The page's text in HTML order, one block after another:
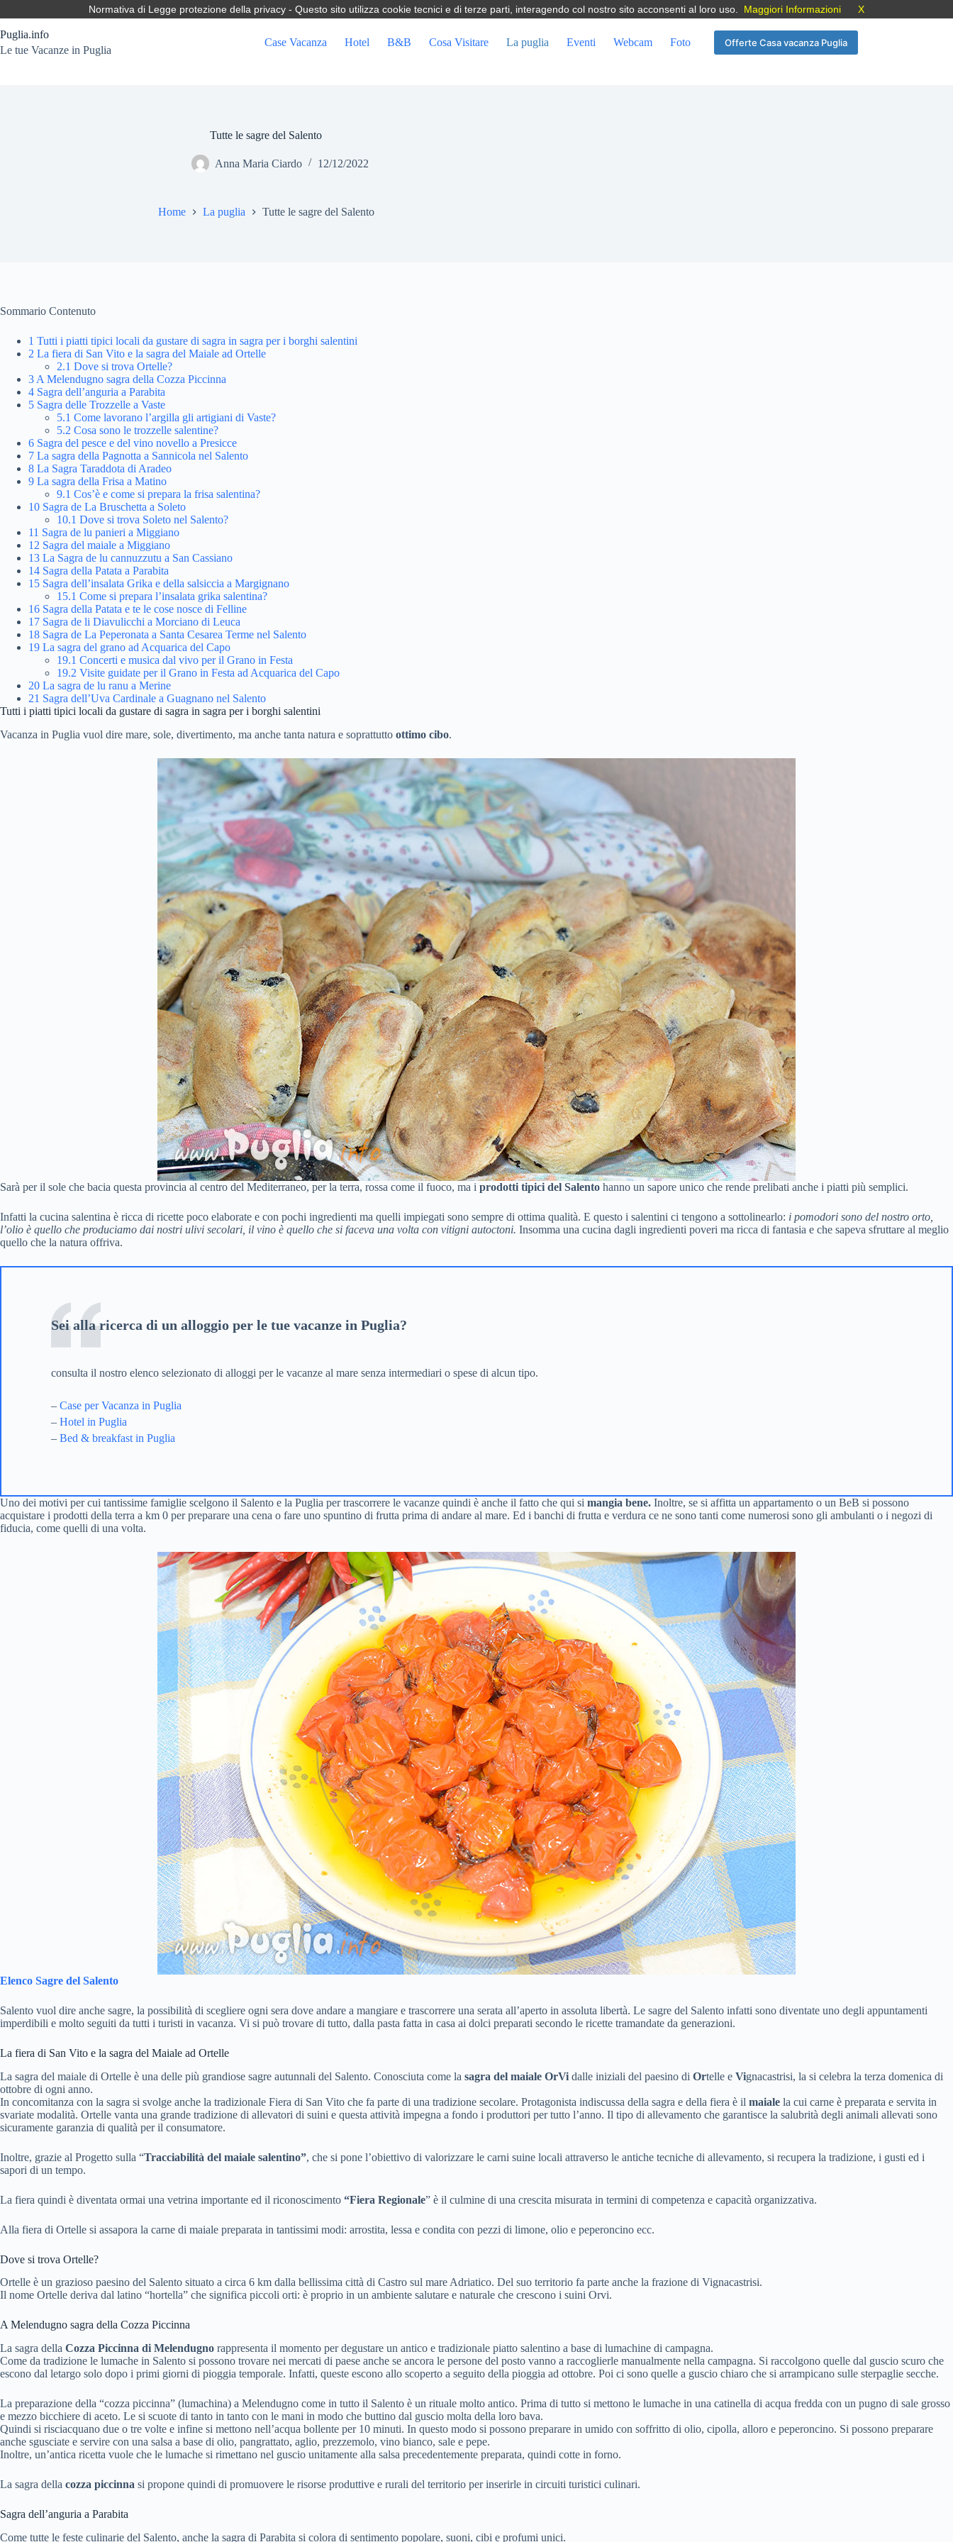
al
contenuto
Puglia.info
Le tue Vacanze in Puglia
Case Vacanza Hotel B&B Cosa Visitare La puglia Eventi Webcam Foto Offerte Casa vacanza Puglia
Tutte le sagre del Salento
Anna Maria Ciardo 12/12/2022
Home La puglia Tutte le sagre del Salento
Sommario Contenuto
1 Tutti i piatti tipici locali da gustare di sagra in sagra per i borghi salentini
2 La fiera di San Vito e la sagra del Maiale ad Ortelle
2.1 Dove si trova Ortelle?
3 A Melendugno sagra della Cozza Piccinna
4 Sagra dell’anguria a Parabita
5 Sagra delle Trozzelle a Vaste
5.1 Come lavorano l’argilla gli artigiani di Vaste?
5.2 Cosa sono le trozzelle salentine?
6 Sagra del pesce e del vino novello a Presicce
7 La sagra della Pagnotta a Sannicola nel Salento
8 La Sagra Taraddota di Aradeo
9 La sagra della Frisa a Matino
9.1 Cos’è e come si prepara la frisa salentina?
10 Sagra de La Bruschetta a Soleto
10.1 Dove si trova Soleto nel Salento?
11 Sagra de lu panieri a Miggiano
12 Sagra del maiale a Miggiano
13 La Sagra de lu cannuzzutu a San Cassiano
14 Sagra della Patata a Parabita
15 Sagra dell’insalata Grika e della salsiccia a Margignano
15.1 Come si prepara l’insalata grika salentina?
16 Sagra della Patata e te le cose nosce di Felline
17 Sagra de li Diavulicchi a Morciano di Leuca
18 Sagra de La Peperonata a Santa Cesarea Terme nel Salento
19 La sagra del grano ad Acquarica del Capo
19.1 Concerti e musica dal vivo per il Grano in Festa
19.2 Visite guidate per il Grano in Festa ad Acquarica del Capo
20 La sagra de lu ranu a Merine
21 Sagra dell’Uva Cardinale a Guagnano nel Salento
Tutti i piatti tipici locali da gustare di sagra in sagra per i borghi salentini
Vacanza in Puglia vuol dire mare, sole, divertimento, ma anche tanta natura e soprattutto ottimo cibo.
Sarà per il sole che bacia questa provincia al centro del Mediterraneo, per la terra, rossa come il fuoco, ma i prodotti tipici del Salento hanno un sapore unico che rende prelibati anche i piatti più semplici.
Infatti la cucina salentina è ricca di ricette poco elaborate e con pochi ingredienti ma quelli impiegati sono sempre di ottima qualità. E questo i salentini ci tengono a sottolinearlo: i pomodori sono del nostro orto,
l’olio è quello che produciamo dai nostri ulivi secolari, il vino è quello che si faceva una volta con vitigni autoctoni. Insomma una cucina dagli ingredienti poveri ma ricca di fantasia e che sapeva sfruttare al meglio
quello che la natura offriva.
Sei alla ricerca di un alloggio per le tue vacanze in Puglia?
consulta il nostro elenco selezionato di alloggi per le vacanze al mare senza intermediari o spese di alcun tipo.
– Case per Vacanza in Puglia
– Hotel in Puglia
– Bed & breakfast in Puglia
Uno dei motivi per cui tantissime famiglie scelgono il Salento e la Puglia per trascorrere le vacanze quindi è anche il fatto che qui si mangia bene. Inoltre, se si affitta un appartamento o un BeB si possono
acquistare i prodotti della terra a km 0 per preparare una cena o fare uno spuntino di frutta prima di andare al mare. Ed i banchi di frutta e verdura ce ne sono tanti come numerosi sono gli ambulanti o i negozi di
fiducia, come quelli di una volta.
Elenco Sagre del Salento
Salento vuol dire anche sagre, la possibilità di scegliere ogni sera dove andare a mangiare e trascorrere una serata all’aperto in assoluta libertà. Le sagre del Salento infatti sono diventate uno degli appuntamenti
imperdibili e molto seguiti da tutti i turisti in vacanza. Vi si può trovare di tutto, dalla pasta fatta in casa ai dolci preparati secondo le ricette tramandate da generazioni.
La fiera di San Vito e la sagra del Maiale ad Ortelle
La sagra del maiale di Ortelle è una delle più grandiose sagre autunnali del Salento. Conosciuta come la sagra del maiale OrVi dalle iniziali del paesino di Ortelle e Vignacastrisi, la si celebra la terza domenica di
ottobre di ogni anno.
In concomitanza con la sagra si svolge anche la tradizionale Fiera di San Vito che fa parte di una tradizione secolare. Protagonista indiscussa della sagra e della fiera è il maiale la cui carne è preparata e servita in
svariate modalità. Ortelle vanta una grande tradizione di allevatori di suini e questa attività impegna a fondo i produttori per tutto l’anno. Il tipo di allevamento che garantisce la salubrità degli animali allevati sono
sicuramente garanzia di qualità per il consumatore.
Inoltre, grazie al Progetto sulla “Tracciabilità del maiale salentino”, che si pone l’obiettivo di valorizzare le carni suine locali attraverso le antiche tecniche di allevamento, si recupera la tradizione, i gusti ed i
sapori di un tempo.
La fiera quindi è diventata ormai una vetrina importante ed il riconoscimento “Fiera Regionale” è il culmine di una crescita misurata in termini di competenza e capacità organizzativa.
Alla fiera di Ortelle si assapora la carne di maiale preparata in tantissimi modi: arrostita, lessa e condita con pezzi di limone, olio e peperoncino ecc.
Dove si trova Ortelle?
Ortelle è un grazioso paesino del Salento situato a circa 6 km dalla bellissima città di Castro sul mare Adriatico. Del suo territorio fa parte anche la frazione di Vignacastrisi.
Il nome Ortelle deriva dal latino “hortella” che significa piccoli orti: è proprio in un ambiente salutare e naturale che crescono i suini Orvi.
A Melendugno sagra della Cozza Piccinna
La sagra della Cozza Piccinna di Melendugno rappresenta il momento per degustare un antico e tradizionale piatto salentino a base di lumachine di campagna.
Come da tradizione le lumache in Salento si possono trovare nei mercati di paese anche se ancora le persone del posto vanno a raccoglierle manualmente nella campagna. Si raccolgono quelle dal guscio scuro che
escono dal letargo solo dopo i primi giorni di pioggia temporale. Infatti, queste escono allo scoperto a seguito della pioggia ad ottobre. Poi ci sono quelle a guscio chiaro che si arrampicano sulle sterpaglie secche.
La preparazione della “cozza piccinna” (lumachina) a Melendugno come in tutto il Salento è un rituale molto antico. Prima di tutto si mettono le lumache in una catinella di acqua fredda con un pugno di sale grosso
e mezzo bicchiere di aceto. Le si scuote di tanto in tanto con le mani in modo che buttino dal guscio molta della loro bava.
Quindi si risciacquano due o tre volte e infine si mettono nell’acqua bollente per 10 minuti. In questo modo si possono preparare in umido con soffritto di olio, cipolla, alloro e peperoncino. Si possono preparare
anche sgusciate e servire con una salsa a base di olio, pangrattato, aglio, prezzemolo, vino bianco, sale e pepe.
Inoltre, un’antica ricetta vuole che le lumache si rimettano nel guscio unitamente alla salsa precedentemente preparata, quindi cotte in forno.
La sagra della cozza piccinna si propone quindi di promuovere le risorse produttive e rurali del territorio per inserirle in circuiti turistici culinari.
Sagra dell’anguria a Parabita
Come tutte le feste culinarie del Salento, anche la sagra di Parabita si colora di sentimento popolare, suoni, cibi e profumi unici.
Normativa di Legge protezione della privacy - Questo sito utilizza cookie tecnici e di terze parti, interagendo col nostro sito acconsenti al loro uso. Maggiori Informazioni X